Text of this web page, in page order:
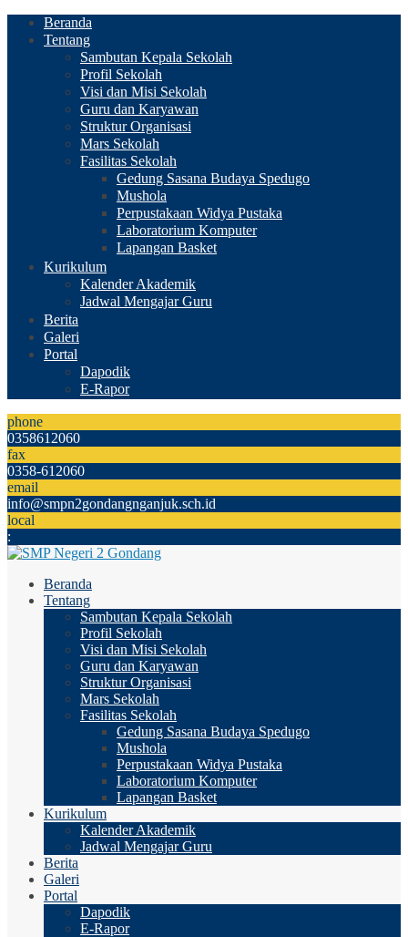
Beranda
Tentang
Sambutan Kepala Sekolah
Profil Sekolah
Visi dan Misi Sekolah
Guru dan Karyawan
Struktur Organisasi
Mars Sekolah
Fasilitas Sekolah
Gedung Sasana Budaya Spedugo
Mushola
Perpustakaan Widya Pustaka
Laboratorium Komputer
Lapangan Basket
Kurikulum
Kalender Akademik
Jadwal Mengajar Guru
Berita
Galeri
Portal
Dapodik
E-Rapor
phone
0358612060
fax
0358-612060
email
info@smpn2gondangnganjuk.sch.id
local
:
Beranda
Tentang
Sambutan Kepala Sekolah
Profil Sekolah
Visi dan Misi Sekolah
Guru dan Karyawan
Struktur Organisasi
Mars Sekolah
Fasilitas Sekolah
Gedung Sasana Budaya Spedugo
Mushola
Perpustakaan Widya Pustaka
Laboratorium Komputer
Lapangan Basket
Kurikulum
Kalender Akademik
Jadwal Mengajar Guru
Berita
Galeri
Portal
Dapodik
E-Rapor